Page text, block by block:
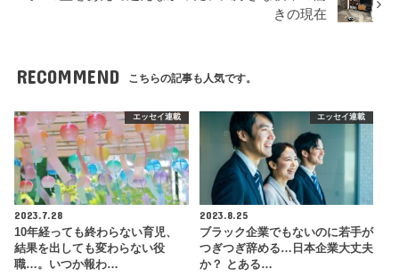
きの現在
RECOMMEND こちらの記事も人気です。
エッセイ連載
2023.7.28
10年経っても終わらない育児、
結果を出しても変わらない役
職…。いつか報わ…
エッセイ連載
2023.8.25
ブラック企業でもないのに若手が
つぎつぎ辞める…日本企業大丈夫
か？ とある…